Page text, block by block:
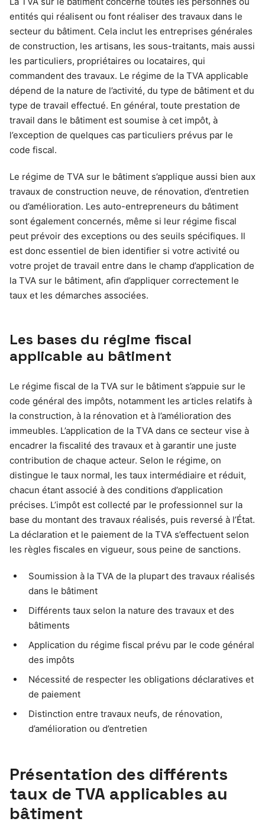
entités qui réalisent ou font réaliser des travaux dans le
secteur du bâtiment. Cela inclut les entreprises générales
de construction, les artisans, les sous-traitants, mais aussi
les particuliers, propriétaires ou locataires, qui
commandent des travaux. Le régime de la TVA applicable
dépend de la nature de l’activité, du type de bâtiment et du
type de travail effectué. En général, toute prestation de
travail dans le bâtiment est soumise à cet impôt, à
l’exception de quelques cas particuliers prévus par le
code fiscal.
Le régime de TVA sur le bâtiment s’applique aussi bien aux
travaux de construction neuve, de rénovation, d’entretien
ou d’amélioration. Les auto-entrepreneurs du bâtiment
sont également concernés, même si leur régime fiscal
peut prévoir des exceptions ou des seuils spécifiques. Il
est donc essentiel de bien identifier si votre activité ou
votre projet de travail entre dans le champ d’application de
la TVA sur le bâtiment, afin d’appliquer correctement le
taux et les démarches associées.
Les bases du régime fiscal
applicable au bâtiment
Le régime fiscal de la TVA sur le bâtiment s’appuie sur le
code général des impôts, notamment les articles relatifs à
la construction, à la rénovation et à l’amélioration des
immeubles. L’application de la TVA dans ce secteur vise à
encadrer la fiscalité des travaux et à garantir une juste
contribution de chaque acteur. Selon le régime, on
distingue le taux normal, les taux intermédiaire et réduit,
chacun étant associé à des conditions d’application
précises. L’impôt est collecté par le professionnel sur la
base du montant des travaux réalisés, puis reversé à l’État.
La déclaration et le paiement de la TVA s’effectuent selon
les règles fiscales en vigueur, sous peine de sanctions.
Soumission à la TVA de la plupart des travaux réalisés
dans le bâtiment
Différents taux selon la nature des travaux et des
bâtiments
Application du régime fiscal prévu par le code général
des impôts
Nécessité de respecter les obligations déclaratives et
de paiement
Distinction entre travaux neufs, de rénovation,
d’amélioration ou d’entretien
Présentation des différents
taux de TVA applicables au
bâtiment